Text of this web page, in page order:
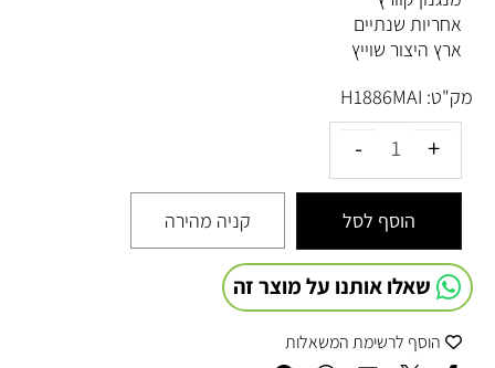
אחריות שנתיים
ארץ היצור שוייץ
מק"ט: H1886MAI
הוסף לסל קניה מהירה
שאלו אותנו על מוצר זה
הוסף לרשימת המשאלות